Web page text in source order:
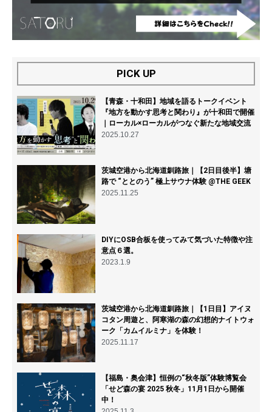
PICK UP
【青森・十和田】地域を語るトークイベント
『地方を動かす思考と関わり』が十和田で開催
｜ローカル×ローカルがつなぐ新たな地域交流
2025.10.27
茨城空港から北海道釧路旅｜【2日目後半】塘
路で “ととのう” 極上サウナ体験 @THE GEEK
2025.11.25
DIYにOSB合板を使ってみて気づいた特徴や注
意点６選。
2023.1.9
茨城空港から北海道釧路旅｜【1日目】アイヌ
コタン周遊と、阿寒湖の森の幻想的ナイトウォ
ーク「カムイルミナ」を体験！
2025.11.17
【福島・奥会津】恒例の“秋冬版”体験博覧会
「せど森の宴 2025 秋冬」11月1日から開催
中！